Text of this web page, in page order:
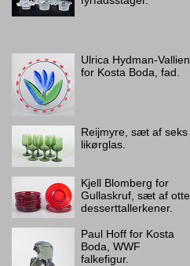
Ulrica Hydman-Vallien
for Kosta Boda, fad.
Reijmyre, sæt af seks
likørglas.
Kjell Blomberg for
Gullaskruf, sæt af otte
desserttallerkener.
Paul Hoff for Kosta
Boda, WWF
falkefigur.